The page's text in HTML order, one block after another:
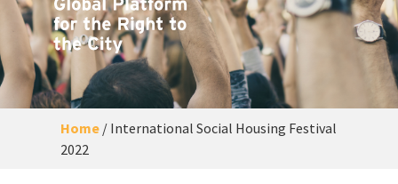
Home/ International Social Housing Festival
2022